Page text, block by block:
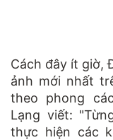
Cách đây ít giờ,
ảnh mới nhất
theo phong
Lạng viết:
thực hiện các